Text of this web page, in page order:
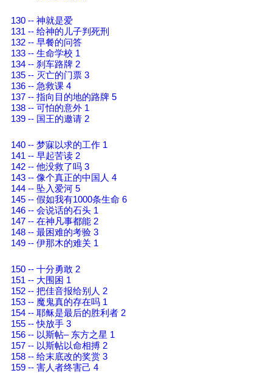
130 -- 神就是爱
131 -- 给神的儿子判死刑
132 -- 早餐的问答
133 -- 生命学校 1
134 -- 刹车路牌 2
135 -- 灭亡的门票 3
136 -- 急救课 4
137 -- 指向目的地的路牌 5
138 -- 可怕的意外 1
139 -- 国王的邀请 2
140 -- 梦寐以求的工作 1
141 -- 早起苦读 2
142 -- 他没救了吗 3
143 -- 像个真正的中国人 4
144 -- 坠入爱河 5
145 -- 假如我有1000条生命 6
146 -- 会说话的石头 1
147 -- 在神凡事都能 2
148 -- 最困难的考验 3
149 -- 伊那木的难关 1
150 -- 十分勇敢 2
151 -- 大围困 1
152 -- 把佳音报给别人 2
153 -- 魔鬼真的存在吗 1
154 -- 耶稣是最后的胜利者 2
155 -- 快放手 3
156 -- 以斯帖– 东方之星 1
157 -- 以斯帖以命相搏 2
158 -- 给末底改的奖赏 3
159 -- 害人者终害己 4